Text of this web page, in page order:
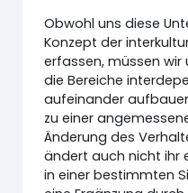
Obwohl uns diese
Konzept der
erfassen, müssen wir
die Bereiche
aufeinander
zu einer
Änderung des
ändert auch nicht ihr
in einer bestimmten